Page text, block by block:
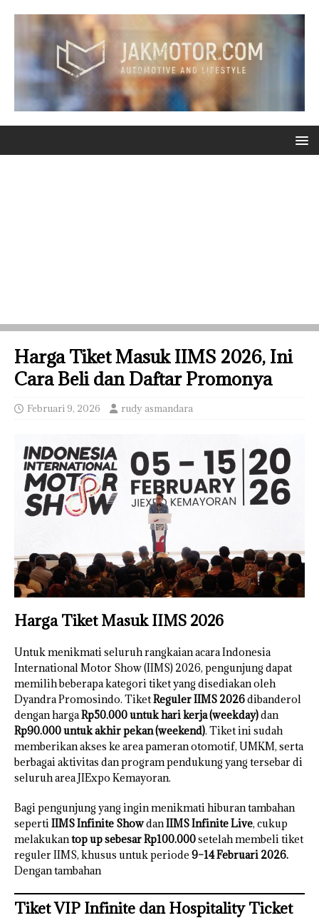
Harga Tiket Masuk IIMS 2026, Ini
Cara Beli dan Daftar Promonya
Februari 9, 2026 rudy asmandara
Harga Tiket Masuk IIMS 2026
Untuk menikmati seluruh rangkaian acara Indonesia
International Motor Show (IIMS) 2026, pengunjung dapat
memilih beberapa kategori tiket yang disediakan oleh
Dyandra Promosindo. TiketReguler IIMS 2026dibanderol
dengan hargaRp50.000 untuk hari kerja (weekday)dan
Rp90.000 untuk akhir pekan (weekend). Tiket ini sudah
memberikan akses ke area pameran otomotif, UMKM, serta
berbagai aktivitas dan program pendukung yang tersebar di
seluruh area JIExpo Kemayoran.
Bagi pengunjung yang ingin menikmati hiburan tambahan
sepertiIIMS Infinite ShowdanIIMS Infinite Live, cukup
melakukantop up sebesar Rp100.000setelah membeli tiket
reguler IIMS, khusus untuk periode 9–14 Februari 2026.
Dengan tambahan
Tiket VIP Infinite dan Hospitality Ticket